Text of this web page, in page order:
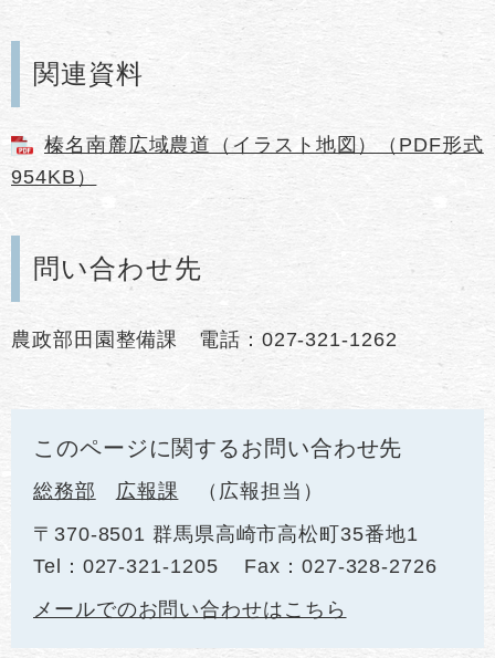
関連資料
榛名南麓広域農道（イラスト地図）（PDF形式
954KB）
問い合わせ先
農政部田園整備課 電話：027-321-1262
このページに関するお問い合わせ先
総務部 広報課
広報担当
〒370-8501 群馬県高崎市高松町35番地1
Tel：027-321-1205
Fax：027-328-2726
メールでのお問い合わせはこちら